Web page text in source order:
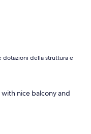
messo, a disposizione
che sono risultati
piccoli (12 e 15
ma tenuti
invece per la
pagare come extra
cibo sia dolce che
rimpiazzo dei prodotti
al proprio cellulare),
di caffè, cioccolata
Tutto davvero
bisogno di
positiva... Il
dotazioni della struttura e
nice balcony and